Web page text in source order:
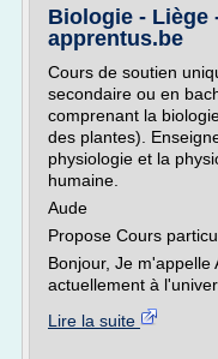
Biologie - Liège
apprentus.be
Cours de soutien
secondaire ou en
comprenant la
des plantes).
physiologie et la
humaine.
Aude
Propose Cours
Bonjour, Je m'appelle
actuellement à
Lire la suite